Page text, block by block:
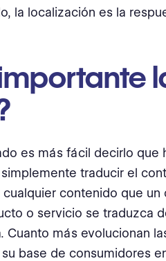
la localización es la
es más fácil decirlo que
traducir el
contenido que un
o servicio se traduzca
Cuanto más evolucionan
base de consumidores